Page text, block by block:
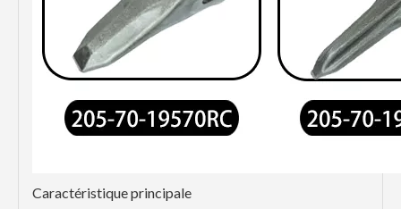
Caractéristique principale